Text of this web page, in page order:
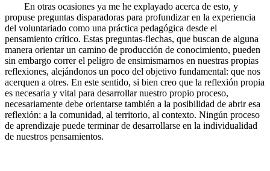
En otras ocasiones ya me he explayado acerca de esto, y
propuse preguntas disparadoras para profundizar en la experiencia
del voluntariado como una práctica pedagógica desde el
pensamiento crítico. Estas preguntas-flechas, que buscan de alguna
manera orientar un camino de producción de conocimiento, pueden
sin embargo correr el peligro de ensimismarnos en nuestras propias
reflexiones, alejándonos un poco del objetivo fundamental: que nos
acerquen a otres. En este sentido, si bien creo que la reflexión propia
es necesaria y vital para desarrollar nuestro propio proceso,
necesariamente debe orientarse también a la posibilidad de abrir esa
reflexión: a la comunidad, al territorio, al contexto. Ningún proceso
de aprendizaje puede terminar de desarrollarse en la individualidad
de nuestros pensamientos.